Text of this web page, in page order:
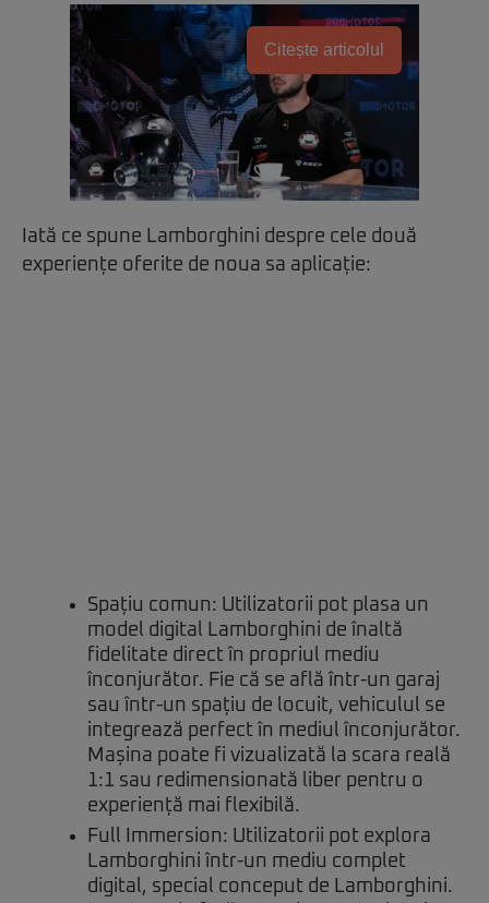
Citește articolul
Iată ce spune Lamborghini despre cele două
experiențe oferite de noua sa aplicație:
Spațiu comun: Utilizatorii pot plasa un
model digital Lamborghini de înaltă
fidelitate direct în propriul mediu
înconjurător. Fie că se află într-un garaj
sau într-un spațiu de locuit, vehiculul se
integrează perfect în mediul înconjurător.
Mașina poate fi vizualizată la scara reală
1:1 sau redimensionată liber pentru o
experiență mai flexibilă.
Full Immersion: Utilizatorii pot explora
Lamborghini într-un mediu complet
digital, special conceput de Lamborghini.